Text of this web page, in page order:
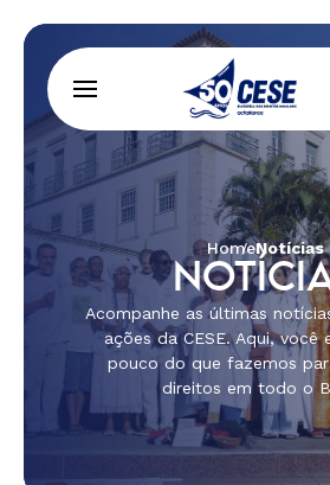
HomeNotícias
Acompanhe as últimas
ações da CESE. Aqui, você
pouco do que fazemos
direitos em todo o